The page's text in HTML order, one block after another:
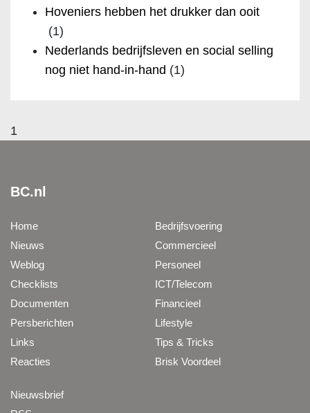
Hoveniers hebben het drukker dan ooit
(1)
Nederlands bedrijfsleven en social selling
nog niet hand-in-hand (1)
1
BC.nl
Home
Nieuws
Weblog
Checklists
Documenten
Persberichten
Links
Reacties
Bedrijfsvoering
Commercieel
Personeel
ICT/Telecom
Financieel
Lifestyle
Tips & Tricks
Brisk Voordeel
Nieuwsbrief